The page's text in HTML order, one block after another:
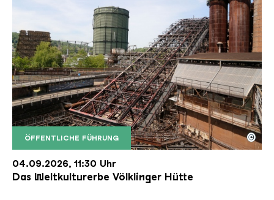
ÖFFENTLICHE FÜHRUNG
Der Erzschrägaufzug der Völklinger Hütte mit
Copyright: Weltkulturerbe Völklinger Hütte | Karl
©
04.09.2026, 11:30 Uhr
Das Weltkulturerbe Völklinger Hütte